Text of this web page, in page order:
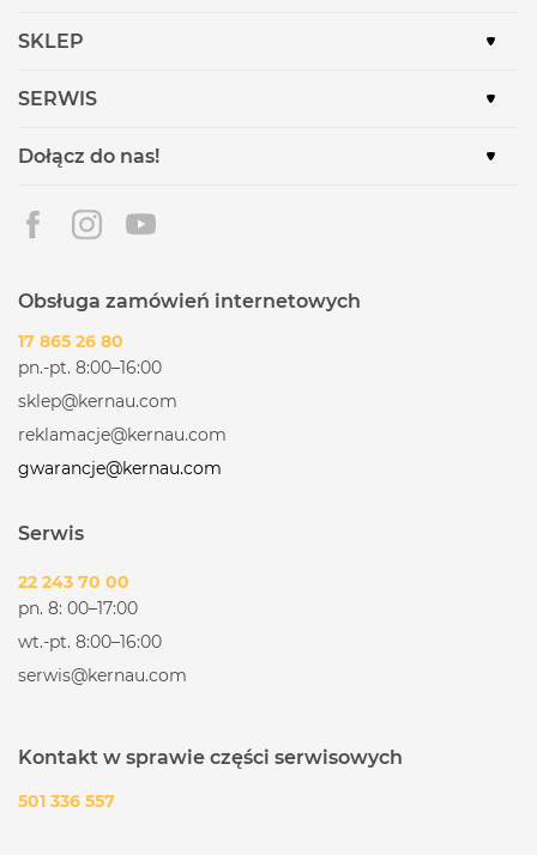
SKLEP
SERWIS
Dołącz do nas!
Obsługa zamówień internetowych
17 865 26 80
pn.-pt. 8:00–16:00
sklep@kernau.com
reklamacje@kernau.com
gwarancje@kernau.com
Serwis
22 243 70 00
pn. 8: 00–17:00
wt.-pt. 8:00–16:00
serwis@kernau.com
Kontakt w sprawie części serwisowych
501 336 557